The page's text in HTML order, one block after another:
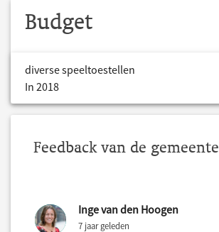
Budget
diverse speeltoestellen
In 2018
Feedback van de gemeente
Inge van den Hoogen
7 jaar geleden